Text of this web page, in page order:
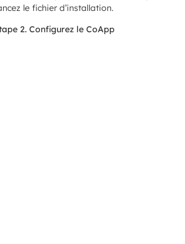
le fichier d’installation.